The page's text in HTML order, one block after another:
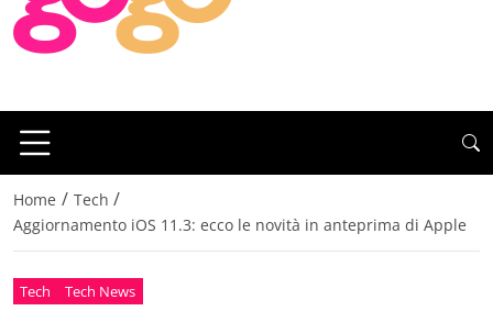
Home / Tech /
Aggiornamento iOS 11.3: ecco le novità in anteprima di Apple
Tech Tech News